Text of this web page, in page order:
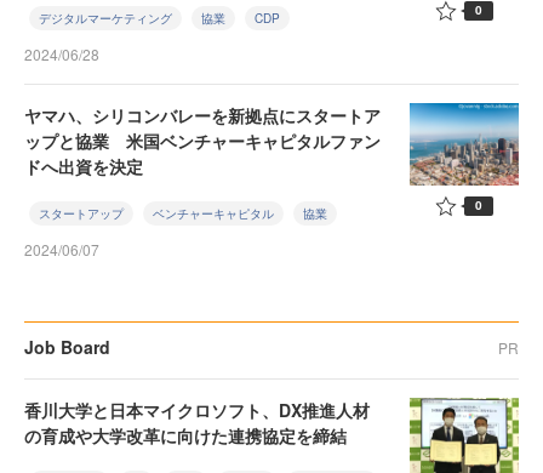
デジタルマーケティング 協業 CDP
2024/06/28
0
ヤマハ、シリコンバレーを新拠点にスタートア
ップと協業 米国ベンチャーキャピタルファン
ドへ出資を決定
スタートアップ ベンチャーキャピタル 協業
2024/06/07
0
Job Board PR
香川大学と日本マイクロソフト、DX推進人材
の育成や大学改革に向けた連携協定を締結